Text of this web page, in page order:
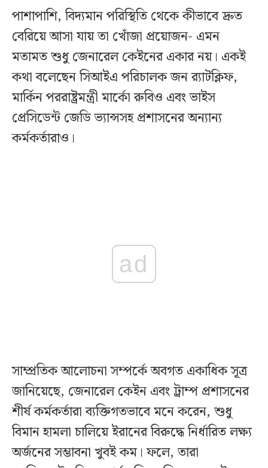
পাশাপাশি, বিদ্যমান পরিস্থিতি থেকে কীভাবে দ্রুত
বেরিয়ে আসা যায় তা খোঁজা প্রয়োজন- এমন
মতামত শুধু জেনারেল কেইনের একার নয়। একই
কথা বলেছেন সিআইএ পরিচালক জন র‍্যাটক্লিফ,
মার্কিন পররাষ্ট্রমন্ত্রী মার্কো রুবিও এবং ভাইস
প্রেসিডেন্ট জেডি ভ্যান্সসহ প্রশাসনের অন্যান্য
কর্মকর্তারাও।
ad
সাম্প্রতিক আলোচনা সম্পর্কে অবগত একাধিক সূত্র
জানিয়েছে, জেনারেল কেইন এবং ট্রাম্প প্রশাসনের
শীর্ষ কর্মকর্তারা ব্যক্তিগতভাবে মনে করেন, শুধু
বিমান হামলা চালিয়ে ইরানের বিরুদ্ধে নির্ধারিত লক্ষ্য
অর্জনের সম্ভাবনা খুবই কম। ফলে, তারা